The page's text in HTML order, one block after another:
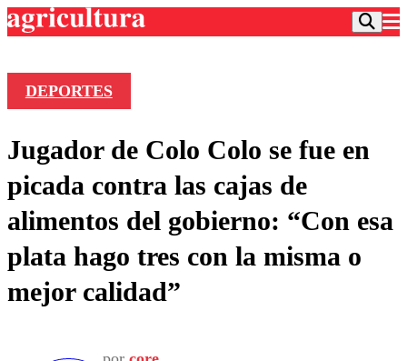
Frecuencias
Agricultura TV
Deportes
Colo Colo
Motor
Otros Deportes
Seleccion Chilena
Entretención
Dato Practico
Economía
Vida Social
Publicaciones en medios
DEPORTES
Jugador de Colo Colo se fue en
picada contra las cajas de
alimentos del gobierno: “Con esa
plata hago tres con la misma o
mejor calidad”